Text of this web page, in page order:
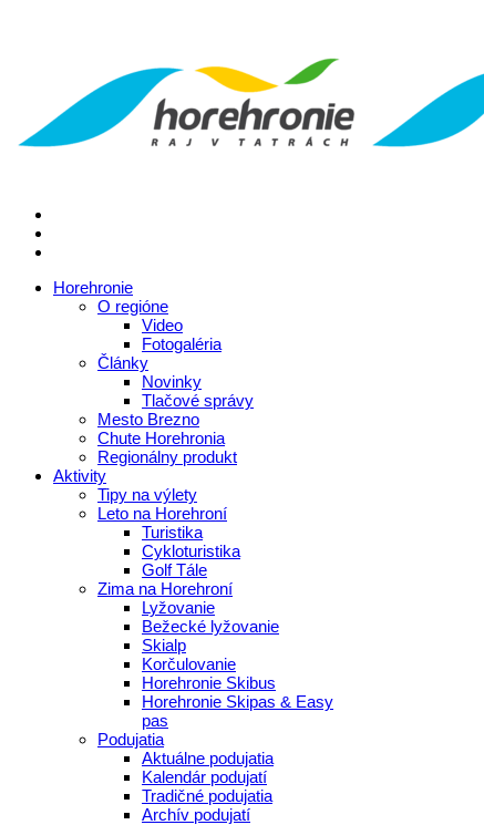
Horehronie
O regióne
Video
Fotogaléria
Články
Novinky
Tlačové správy
Mesto Brezno
Chute Horehronia
Regionálny produkt
Aktivity
Tipy na výlety
Leto na Horehroní
Turistika
Cykloturistika
Golf Tále
Zima na Horehroní
Lyžovanie
Bežecké lyžovanie
Skialp
Korčulovanie
Horehronie Skibus
Horehronie Skipas & Easy
pas
Podujatia
Aktuálne podujatia
Kalendár podujatí
Tradičné podujatia
Archív podujatí